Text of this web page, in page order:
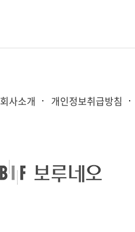
회사소개 개인정보취급방침